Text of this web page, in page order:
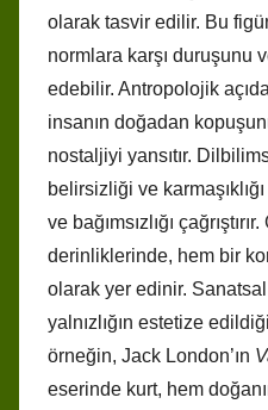
olarak tasvir edilir. Bu
normlara karşı duruşunu
edebilir. Antropolojik
insanın doğadan
nostaljiyi yansıtır.
belirsizliği ve
ve bağımsızlığı
derinliklerinde, hem bir
olarak yer edinir.
yalnızlığın estetize
örneğin, Jack London’ın
eserinde kurt, hem